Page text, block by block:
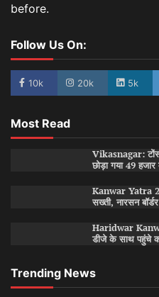
before.
Follow Us On:
10k 20k 5k
Most Read
Vikasnagar:
छोड़ा गया 49
Kanwar Yatra
सख्ती, नारसन
Haridwar
डीजे के साथ पहुंचे
Trending News